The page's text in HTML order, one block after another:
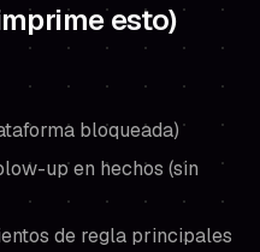
esto)
bloqueada)
up en hechos (sin
de regla principales